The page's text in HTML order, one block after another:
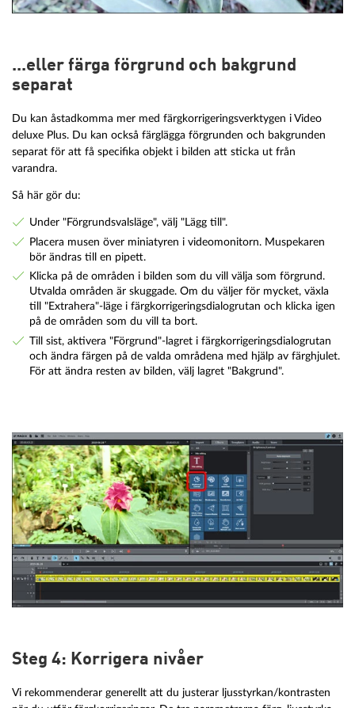
...eller färga förgrund och bakgrund
separat
Du kan åstadkomma mer med färgkorrigeringsverktygen i Video
deluxe Plus. Du kan också färglägga förgrunden och bakgrunden
separat för att få specifika objekt i bilden att sticka ut från
varandra.
Så här gör du:
Under "Förgrundsvalsläge", välj "Lägg till".
Placera musen över miniatyren i videomonitorn. Muspekaren
bör ändras till en pipett.
Klicka på de områden i bilden som du vill välja som förgrund.
Utvalda områden är skuggade. Om du väljer för mycket, växla
till "Extrahera"-läge i färgkorrigeringsdialogrutan och klicka igen
på de områden som du vill ta bort.
Till sist, aktivera "Förgrund"-lagret i färgkorrigeringsdialogrutan
och ändra färgen på de valda områdena med hjälp av färghjulet.
För att ändra resten av bilden, välj lagret "Bakgrund".
Steg 4: Korrigera nivåer
Vi rekommenderar generellt att du justerar ljusstyrkan/kontrasten